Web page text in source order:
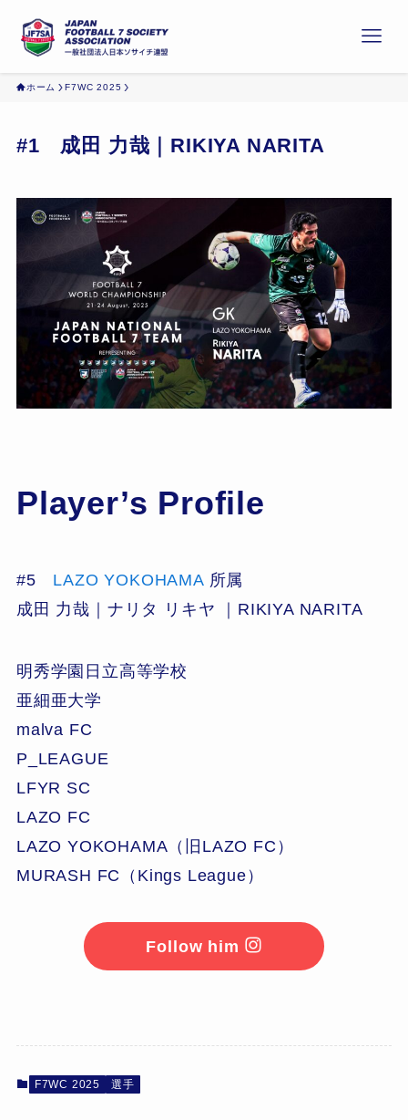
ホーム F7WC 2025
#1 成田 力哉｜RIKIYA NARITA
Player’s Profile
#5 LAZO YOKOHAMA所属
成田 力哉｜ナリタ リキヤ ｜RIKIYA NARITA
明秀学園日立高等学校
亜細亜大学
malva FC
P_LEAGUE
LFYR SC
LAZO FC
LAZO YOKOHAMA（旧LAZO FC）
MURASH FC（Kings League）
Follow him
F7WC 2025 選手